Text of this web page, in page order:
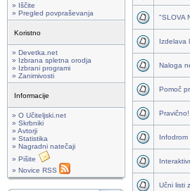
» Iščite
» Pregled povpraševanja
Koristno
» Devetka.net
» Izbrana spletna orodja
» Izbrani programi
» Zanimivosti
Informacije
» O Učiteljski.net
» Skrbniki
» Avtorji
» Statistika
» Nagradni natečaji
» Pišite
» Novice RSS
"SLOVA
Izdelava
Naloga
Pomoč
Pravično!
Infodrom
Učni listi